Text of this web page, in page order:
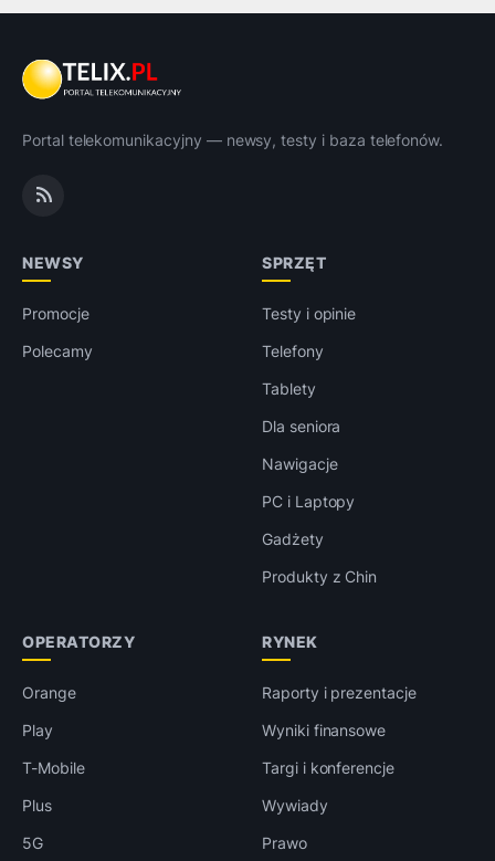
Portal telekomunikacyjny — newsy, testy i baza telefonów.
NEWSY
Promocje
Polecamy
SPRZĘT
Testy i opinie
Telefony
Tablety
Dla seniora
Nawigacje
PC i Laptopy
Gadżety
Produkty z Chin
OPERATORZY
Orange
Play
T-Mobile
Plus
5G
RYNEK
Raporty i prezentacje
Wyniki finansowe
Targi i konferencje
Wywiady
Prawo